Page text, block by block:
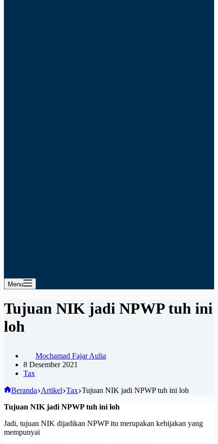
Menu
Tujuan NIK jadi NPWP tuh ini
loh
Mochamad Fajar Aulia
8 Desember 2021
Tax
Beranda Artikel Tax Tujuan NIK jadi NPWP tuh ini loh
Tujuan NIK jadi NPWP tuh ini loh
Jadi, tujuan NIK dijadikan NPWP itu merupakan kebijakan yang
mempunyai